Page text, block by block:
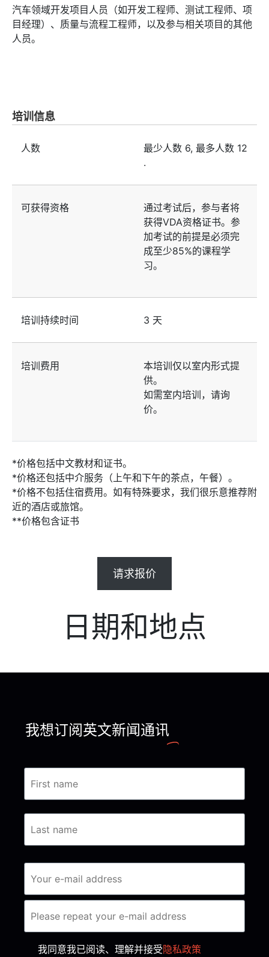
汽车领域开发项目人员（如开发工程师、测试工程师、项
目经理）、质量与流程工程师，以及参与相关项目的其他
人员。
培训信息
人数 最少人数 6, 最多人数 12
.
可获得资格
通过考试后，参与者将
获得VDA资格证书。参
加考试的前提是必须完
成至少85%的课程学
习。
培训持续时间 3 天
培训费用
本培训仅以室内形式提
供。
如需室内培训，请询
价。
*价格包括中文教材和证书。
*价格还包括中介服务（上午和下午的茶点，午餐）。
*价格不包括住宿费用。如有特殊要求，我们很乐意推荐附
近的酒店或旅馆。
**价格包含证书
请求报价
日期和地点
我想订阅英文新闻通讯
Consent *
我同意我已阅读、理解并接受隐私政策